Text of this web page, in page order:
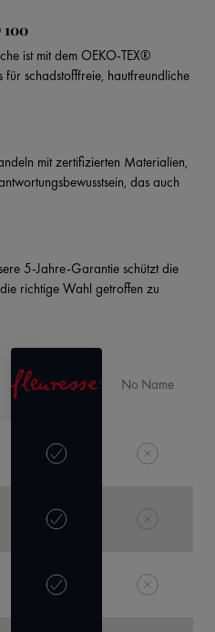
No Name
ist mit dem OEKO-TEX®
schadstofffreie, hautfreundliche
mit zertifizierten Materialien,
das auch
5-Jahre-Garantie schützt die
richtige Wahl getroffen zu